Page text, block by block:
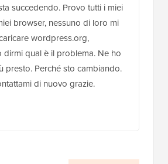
succedendo. Provo tutti i miei
browser, nessuno di loro mi
wordpress.org,
dirmi qual è il problema. Ne ho
presto. Perché sto cambiando.
di nuovo grazie.